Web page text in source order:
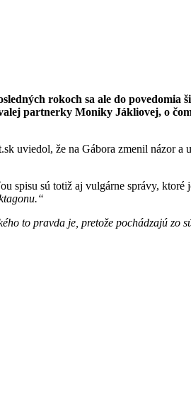
rokoch sa ale do povedomia
partnerky Moniky Jákliovej, o
uviedol, že na Gábora zmenil názor a
spisu sú totiž aj vulgárne správy, ktoré
to pravda je, pretože pochádzajú zo